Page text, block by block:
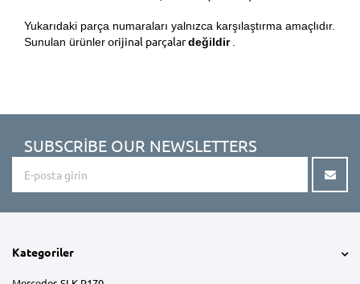
Yukarıdaki parça numaraları yalnızca karşılaştırma amaçlıdır.
Sunulan ürünlerorijinal parçalardeğildir
SUBSCRIBE OUR NEWSLETTERS
Kategoriler